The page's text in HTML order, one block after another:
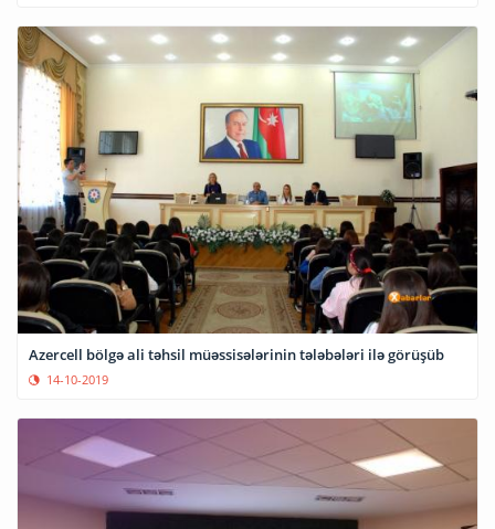
Azercell bölgə ali təhsil müəssisələrinin tələbələri ilə görüşüb
14-10-2019